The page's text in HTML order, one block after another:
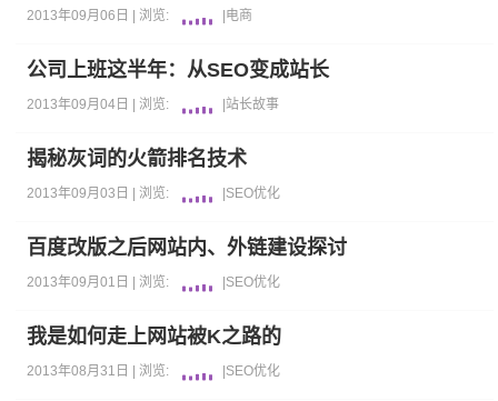
2013年09月06日 | 浏览: 电商
公司上班这半年：从SEO变成站长
2013年09月04日 | 浏览: |站长故事
揭秘灰词的火箭排名技术
2013年09月03日 | 浏览: SEO优化
百度改版之后网站内、外链建设探讨
2013年09月01日 | 浏览: SEO优化
我是如何走上网站被K之路的
2013年08月31日 | 浏览: SEO优化